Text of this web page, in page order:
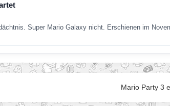
Super Mario Galaxy nicht. Erschienen im
Mario Party 3